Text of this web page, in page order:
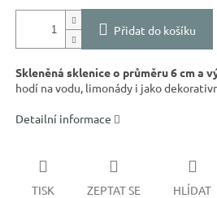
Přidat do košíku
Skleněná sklenice o průměru 6 cm a
hodí na vodu, limonády i jako
Detailní informace
TISK ZEPTAT SE HLÍDAT